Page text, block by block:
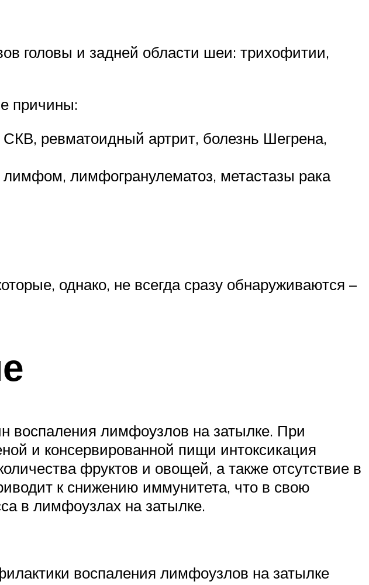
головы и задней области шеи: трихофитии,
причины:
ревматоидный артрит, болезнь Шегрена,
лимфогранулематоз, метастазы рака
однако, не всегда сразу обнаруживаются –
воспаления лимфоузлов на затылке. При
и консервированной пищи интоксикация
фруктов и овощей, а также отсутствие в
к снижению иммунитета, что в свою
в лимфоузлах на затылке.
воспаления лимфоузлов на затылке